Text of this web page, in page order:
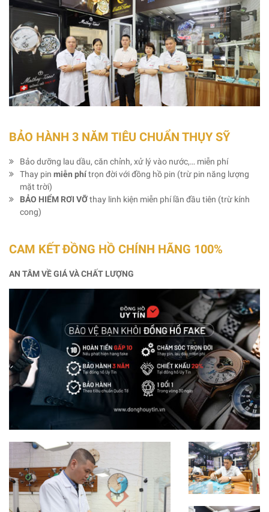
BẢO HÀNH 3 NĂM TIÊU CHUẨN THỤY SỸ
Bảo dưỡng lau dầu, căn chỉnh, xử lý vào nước,… miễn phí
Thay pin miễn phítrọn đời với đồng hồ pin (trừ pin năng lượng
mặt trời)
BẢO HIỂM RƠI VỠthay linh kiện miễn phí lần đầu tiên (trừ kính
cong)
CAM KẾT ĐỒNG HỒ CHÍNH HÃNG 100%
AN TÂM VỀ GIÁ VÀ CHẤT LƯỢNG